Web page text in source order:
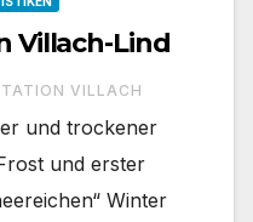
Villach-Lind
VILLACH
und trockener
und erster
Winter